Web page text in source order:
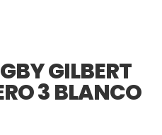
GILBERT
3 BLANCO